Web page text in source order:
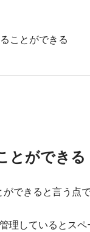
ことができる
とができる
できると言う点で
理しているとス